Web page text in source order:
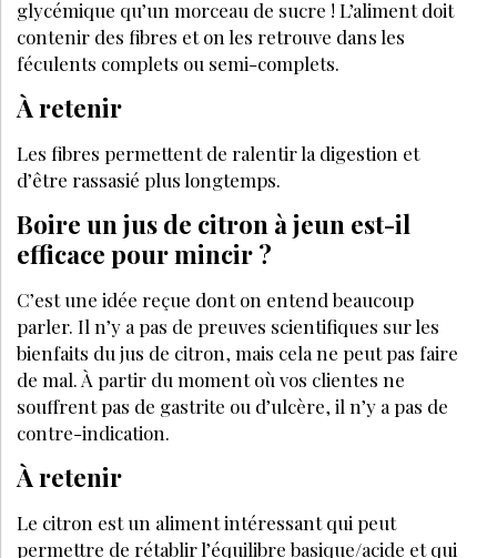
À DÉCOUVRIR AUSSI :